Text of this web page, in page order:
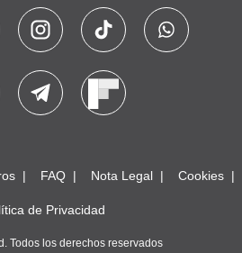
FAQ Nota Legal Cookies
de Privacidad
Todos los derechos reservados